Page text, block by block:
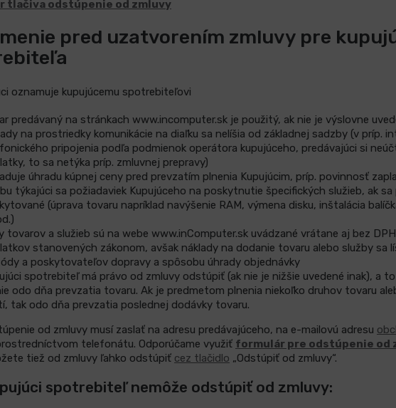
tlačiva odstúpenie od zmluvy
pred uzatvorením zmluvy pre
oznamuje kupujúcemu spotrebiteľovi
predávaný na stránkach www.incomputer.sk je použitý, ak nie je výslovne
na prostriedky komunikácie na diaľku sa nelíšia od základnej sadzby (v príp.
pripojenia podľa podmienok operátora kupujúceho, predávajúci si
to sa netýka príp. zmluvnej prepravy)
úhradu kúpnej ceny pred prevzatím plnenia Kupujúcim, príp. povinnosť
týkajúci sa požiadaviek Kupujúceho na poskytnutie špecifických služieb, ak sa
(úprava tovaru napríklad navýšenie RAM, výmena disku, inštalácia
tovarov a služieb sú na webe www.inComputer.sk uvádzané vrátane aj bez
stanovených zákonom, avšak náklady na dodanie tovaru alebo služby sa
a poskytovateľov dopravy a spôsobu úhrady objednávky
spotrebiteľ má právo od zmluvy odstúpiť (ak nie je nižšie uvedené inak), a
odo dňa prevzatia tovaru. Ak je predmetom plnenia niekoľko druhov tovaru
tak odo dňa prevzatia poslednej dodávky tovaru.
od zmluvy musí zaslať na adresu predávajúceho, na e-mailovú adresu
telefonátu. Odporúčame využiť formulár pre odstúpenie od
tiež od zmluvy ľahko odstúpiť cez tlačidlo „Odstúpiť od zmluvy“.
spotrebiteľ nemôže odstúpiť od zmluvy: